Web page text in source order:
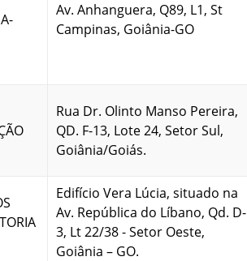
Av. Anhanguera, Q89, L1, St
Campinas, Goiânia-GO
Rua Dr. Olinto Manso Pereira,
QD. F-13, Lote 24, Setor Sul,
Goiânia/Goiás.
Edifício Vera Lúcia, situado na
Av. República do Líbano, Qd. D-
3, Lt 22/38 - Setor Oeste,
Goiânia – GO.